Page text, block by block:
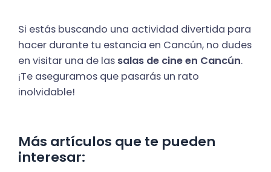
Si estás buscando una actividad divertida para
hacer durante tu estancia en Cancún, no dudes
en visitar una de las salas de cine en Cancún.
¡Te aseguramos que pasarás un rato
inolvidable!
Más artículos que te pueden
interesar: